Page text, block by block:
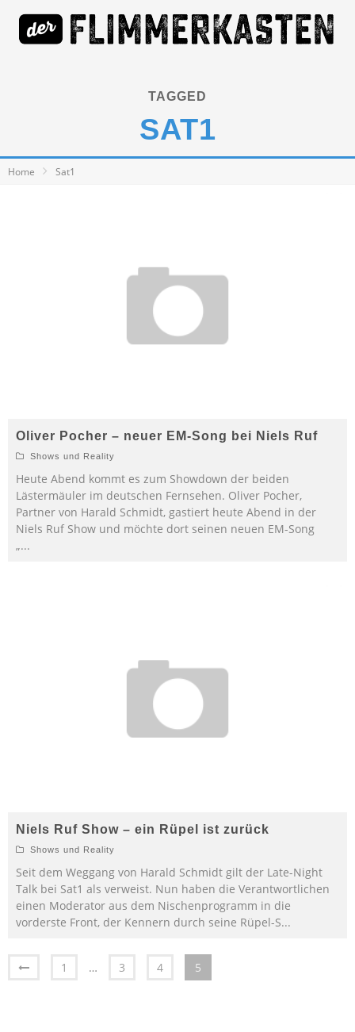
TAGGED
SAT1
Home Sat1
Oliver Pocher – neuer EM-Song bei Niels Ruf
Shows und Reality
Heute Abend kommt es zum Showdown der beiden
Lästermäuler im deutschen Fernsehen. Oliver Pocher,
Partner von Harald Schmidt, gastiert heute Abend in der
Niels Ruf Show und möchte dort seinen neuen EM-Song
„...
Niels Ruf Show – ein Rüpel ist zurück
Shows und Reality
Seit dem Weggang von Harald Schmidt gilt der Late-Night
Talk bei Sat1 als verweist. Nun haben die Verantwortlichen
einen Moderator aus dem Nischenprogramm in die
vorderste Front, der Kennern durch seine Rüpel-S...
1 … 3 4 5